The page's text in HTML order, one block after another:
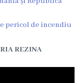
pericol de incendiu
REZINA